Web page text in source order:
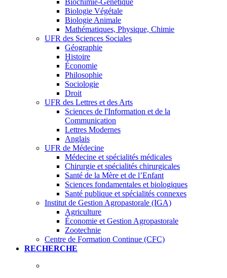
Biochimie-Génétique
Biologie Végétale
Biologie Animale
Mathématiques, Physique, Chimie
UFR des Sciences Sociales
Géographie
Histoire
Économie
Philosophie
Sociologie
Droit
UFR des Lettres et des Arts
Sciences de l'Information et de la
Communication
Lettres Modernes
Anglais
UFR de Médecine
Médecine et spécialités médicales
Chirurgie et spécialités chirurgicales
Santé de la Mère et de l’Enfant
Sciences fondamentales et biologiques
Santé publique et spécialités connexes
Institut de Gestion Agropastorale (IGA)
Agriculture
Économie et Gestion Agropastorale
Zootechnie
Centre de Formation Continue (CFC)
RECHERCHE